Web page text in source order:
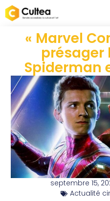
« Marvel
présager
Spiderman
septembre 15,
Actualité